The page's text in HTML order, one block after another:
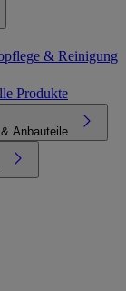
& Reinigung
Produkte
Anbauteile